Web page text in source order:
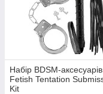
Набір BDSM-аксесуарів
Fetish Tentation
Kit